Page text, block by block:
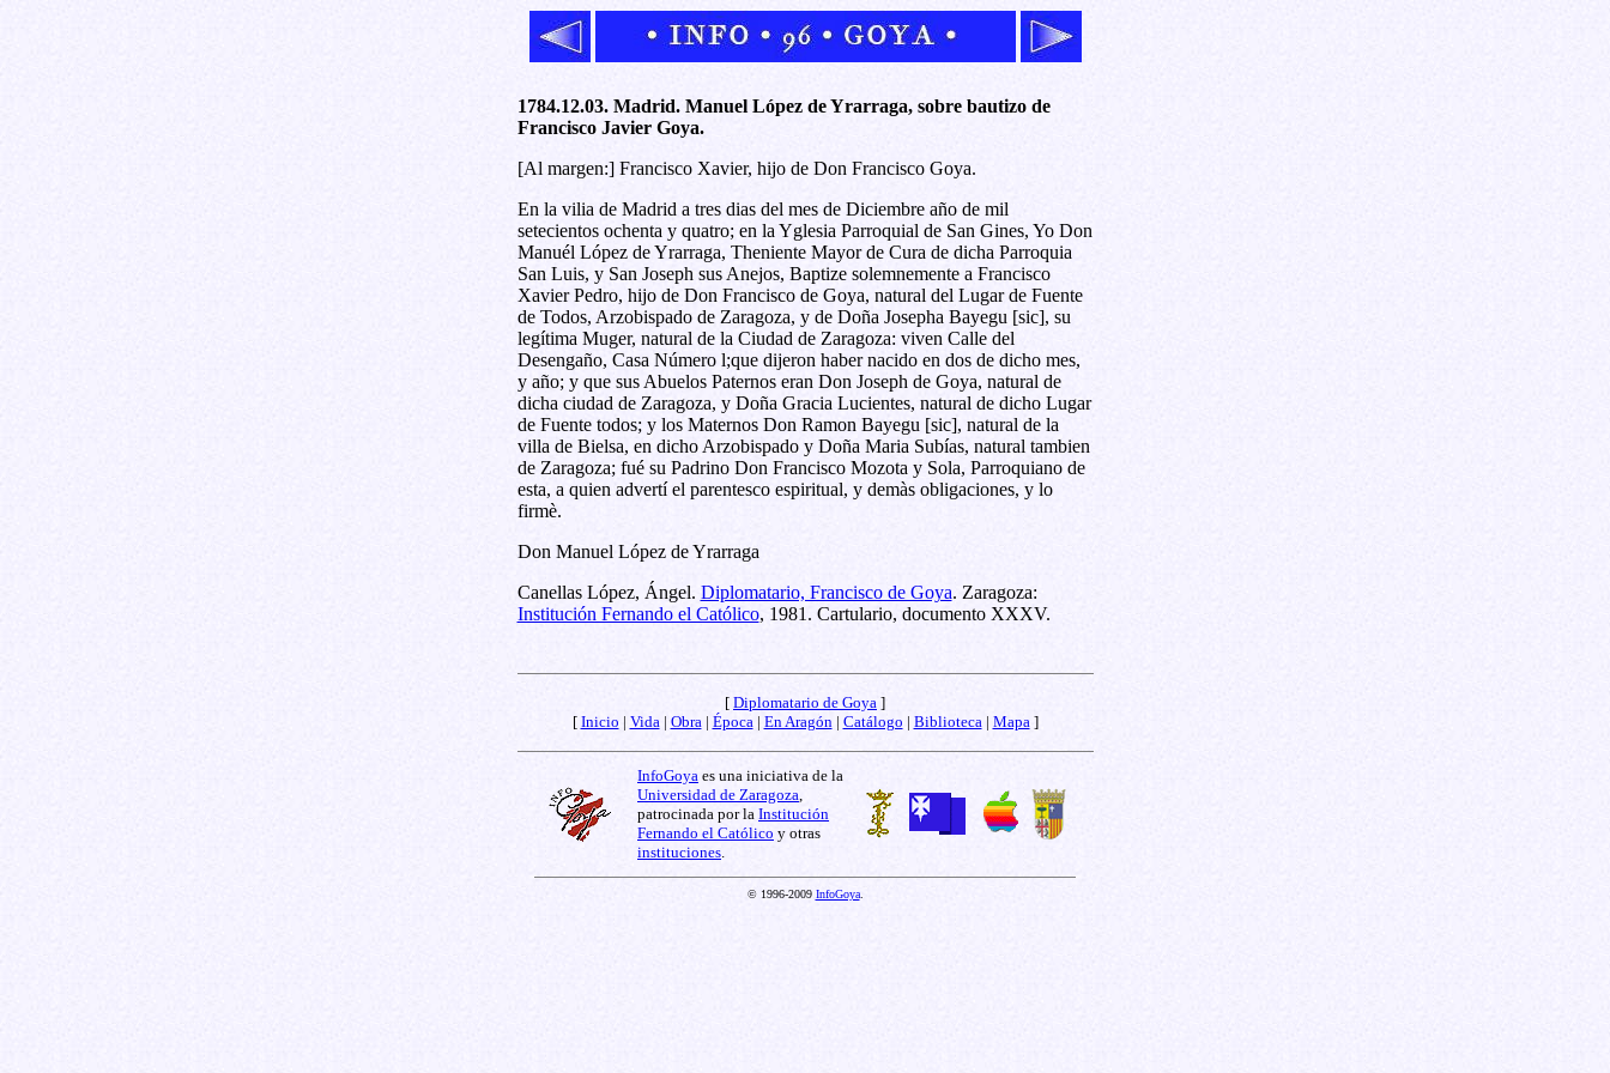
1784.12.03. Madrid. Manuel López de Yrarraga, sobre bautizo de
Francisco Javier Goya.
[Al margen:] Francisco Xavier, hijo de Don Francisco Goya.
En la vilia de Madrid a tres dias del mes de Diciembre año de mil
setecientos ochenta y quatro; en la Yglesia Parroquial de San Gines, Yo Don
Manuél López de Yrarraga, Theniente Mayor de Cura de dicha Parroquia
San Luis, y San Joseph sus Anejos, Baptize solemnemente a Francisco
Xavier Pedro, hijo de Don Francisco de Goya, natural del Lugar de Fuente
de Todos, Arzobispado de Zaragoza, y de Doña Josepha Bayegu [sic], su
legítima Muger, natural de la Ciudad de Zaragoza: viven Calle del
Desengaño, Casa Número l;que dijeron haber nacido en dos de dicho mes,
y año; y que sus Abuelos Paternos eran Don Joseph de Goya, natural de
dicha ciudad de Zaragoza, y Doña Gracia Lucientes, natural de dicho Lugar
de Fuente todos; y los Maternos Don Ramon Bayegu [sic], natural de la
villa de Bielsa, en dicho Arzobispado y Doña Maria Subías, natural tambien
de Zaragoza; fué su Padrino Don Francisco Mozota y Sola, Parroquiano de
esta, a quien advertí el parentesco espiritual, y demàs obligaciones, y lo
firmè.
Don Manuel López de Yrarraga
Canellas López, Ángel. Diplomatario, Francisco de Goya. Zaragoza:
Institución Fernando el Católico, 1981. Cartulario, documento XXXV.
[ Diplomatario de Goya ]
[ Inicio | Vida | Obra | Época | En Aragón | Catálogo | Biblioteca | Mapa ]
InfoGoya es una iniciativa de la
Universidad de Zaragoza
patrocinada por la Institución
Fernando el Católico y otras
instituciones
© 1996-2009 InfoGoya.